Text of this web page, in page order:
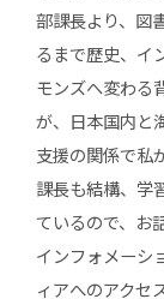
部課長より、図
るまで歴史、イ
モンズへ変わる
が、日本国内と
支援の関係で私
課長も結構、学
ているので、お
インフォメーシ
ィアへのアクセ